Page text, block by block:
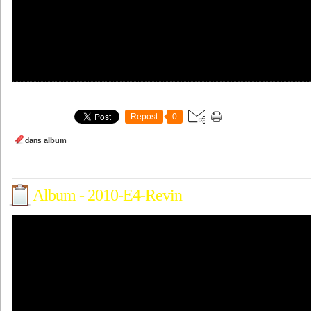
Repost 0
dans album
Album - 2010-E4-Revin